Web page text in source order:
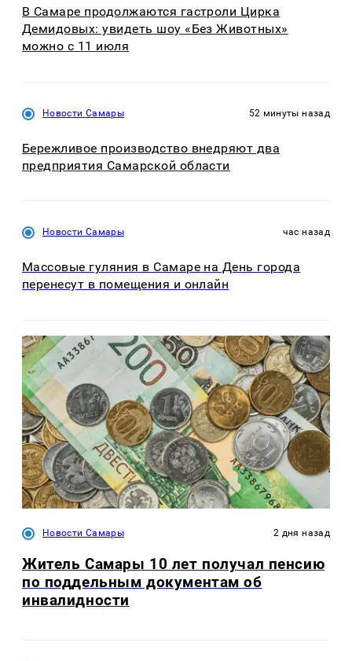
В Самаре продолжаются гастроли Цирка
Демидовых: увидеть шоу «Без Животных»
можно с 11 июля
Новости Самары 52 минуты назад
Бережливое производство внедряют два
предприятия Самарской области
Новости Самары час назад
Массовые гуляния в Самаре на День города
перенесут в помещения и онлайн
Новости Самары 2 дня назад
Житель Самары 10 лет получал пенсию
по поддельным документам об
инвалидности